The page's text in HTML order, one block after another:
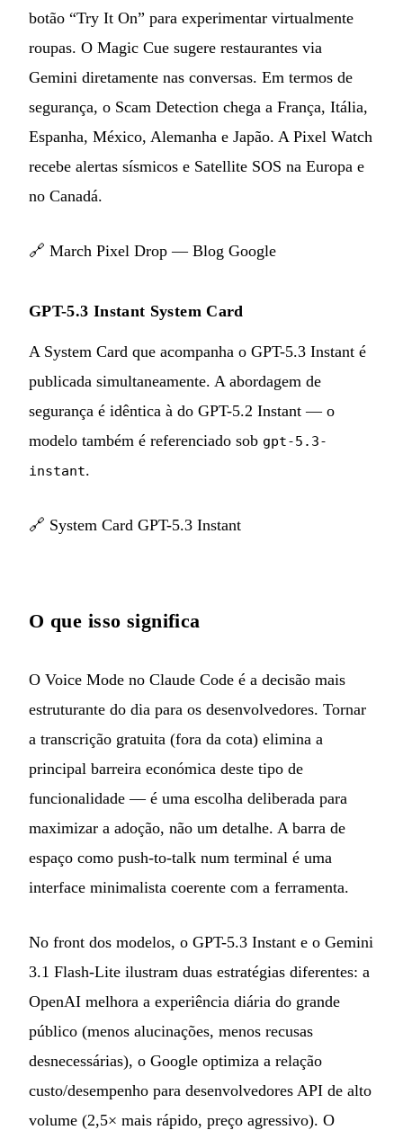
botão “Try It On” para experimentar virtualmente
roupas. O Magic Cue sugere restaurantes via
Gemini diretamente nas conversas. Em termos de
segurança, o Scam Detection chega a França, Itália,
Espanha, México, Alemanha e Japão. A Pixel Watch
recebe alertas sísmicos e Satellite SOS na Europa e
no Canadá.
🔗 March Pixel Drop — Blog Google
GPT-5.3 Instant System Card
A System Card que acompanha o GPT-5.3 Instant é
publicada simultaneamente. A abordagem de
segurança é idêntica à do GPT-5.2 Instant — o
modelo também é referenciado sob gpt-5.3-
instant.
🔗 System Card GPT-5.3 Instant
O que isso significa
O Voice Mode no Claude Code é a decisão mais
estruturante do dia para os desenvolvedores. Tornar
a transcrição gratuita (fora da cota) elimina a
principal barreira económica deste tipo de
funcionalidade — é uma escolha deliberada para
maximizar a adoção, não um detalhe. A barra de
espaço como push-to-talk num terminal é uma
interface minimalista coerente com a ferramenta.
No front dos modelos, o GPT-5.3 Instant e o Gemini
3.1 Flash-Lite ilustram duas estratégias diferentes: a
OpenAI melhora a experiência diária do grande
público (menos alucinações, menos recusas
desnecessárias), o Google optimiza a relação
custo/desempenho para desenvolvedores API de alto
volume (2,5× mais rápido, preço agressivo). O